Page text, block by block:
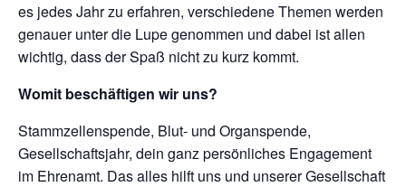
es jedes Jahr zu erfahren, verschiedene Themen werden
genauer unter die Lupe genommen und dabei ist allen
wichtig, dass der Spaß nicht zu kurz kommt.
Womit beschäftigen wir uns?
Stammzellenspende, Blut- und Organspende,
Gesellschaftsjahr, dein ganz persönliches Engagement
im Ehrenamt. Das alles hilft uns und unserer Gesellschaft